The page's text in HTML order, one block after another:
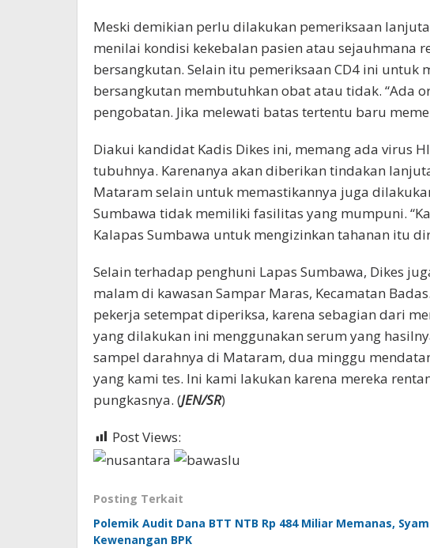
Meski demikian perlu dilakukan pemeriksaan
menilai kondisi kekebalan pasien atau sejauhmana
bersangkutan. Selain itu pemeriksaan CD4 ini untuk
bersangkutan membutuhkan obat atau tidak. “Ada
pengobatan. Jika melewati batas tertentu baru
Diakui kandidat Kadis Dikes ini, memang ada virus
tubuhnya. Karenanya akan diberikan tindakan
Mataram selain untuk memastikannya juga
Sumbawa tidak memiliki fasilitas yang mumpuni.
Kalapas Sumbawa untuk mengizinkan tahanan itu
Selain terhadap penghuni Lapas Sumbawa, Dikes
malam di kawasan Sampar Maras, Kecamatan
pekerja setempat diperiksa, karena sebagian dari
yang dilakukan ini menggunakan serum yang
sampel darahnya di Mataram, dua minggu
yang kami tes. Ini kami lakukan karena mereka
pungkasnya. (JEN/SR)
Post Views:
Posting Terkait
Polemik Audit Dana BTT NTB Rp 484 Miliar Memanas,
Kewenangan BPK